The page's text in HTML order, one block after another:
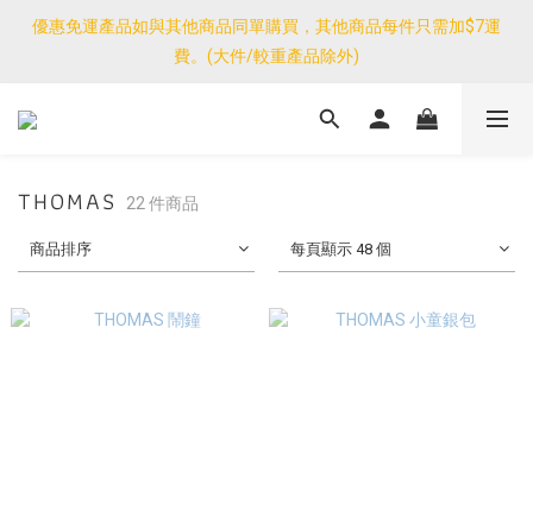
優惠免運產品如與其他商品同單購買，其他商品每件只需加$7運
費。(大件/較重產品除外)
優惠免運產品如與其他商品同單購買，其他商品每件只需加$7運
費。(大件/較重產品除外)
<公告>感謝支持！我們團隊由30/7~12/8外訪搜羅新產品，期間網
優惠免運產品如與其他商品同單購買，其他商品每件只需加$7運
THOMAS 22 件商品
商品排序 每頁顯示 48 個